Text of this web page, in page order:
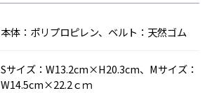
本体：ポリプロピレン、ベルト：天然ゴム
Sサイズ：W13.2cm×H20.3cm、Mサイズ：
W14.5cm×22.2ｃｍ